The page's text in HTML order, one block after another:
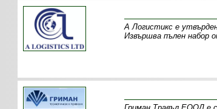
А Логистикс е
Извършва пълен набор